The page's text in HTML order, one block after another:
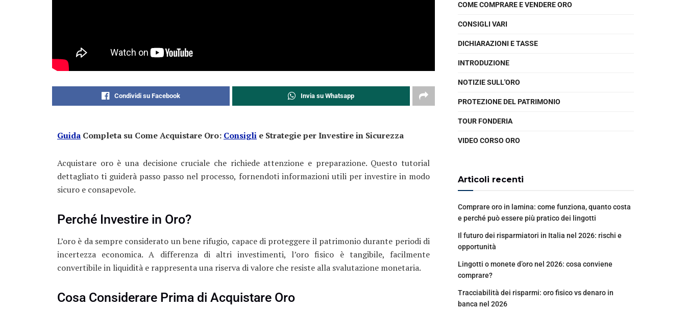
Condividi su Facebook Invia su Whatsapp
Guida Completa su Come Acquistare Oro: Consigli e Strategie per Investire in Sicurezza
Acquistare oro è una decisione cruciale che richiede attenzione e preparazione. Questo tutorial
dettagliato ti guiderà passo passo nel processo, fornendoti informazioni utili per investire in modo
sicuro e consapevole.
Perché Investire in Oro?
L’oro è da sempre considerato un bene rifugio, capace di proteggere il patrimonio durante periodi di
incertezza economica. A differenza di altri investimenti, l’oro fisico è tangibile, facilmente
convertibile in liquidità e rappresenta una riserva di valore che resiste alla svalutazione monetaria.
Cosa Considerare Prima di Acquistare Oro
COME COMPRARE E VENDERE ORO
CONSIGLI VARI
DICHIARAZIONI E TASSE
INTRODUZIONE
NOTIZIE SULL'ORO
PROTEZIONE DEL PATRIMONIO
TOUR FONDERIA
VIDEO CORSO ORO
Articoli recenti
Comprare oro in lamina: come funziona, quanto costa
e perché può essere più pratico dei lingotti
Il futuro dei risparmiatori in Italia nel 2026: rischi e
opportunità
Lingotti o monete d’oro nel 2026: cosa conviene
comprare?
Tracciabilità dei risparmi: oro fisico vs denaro in
banca nel 2026